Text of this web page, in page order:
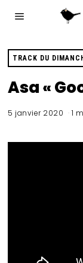
TRACK DU
Asa «
5 janvier 2020 1